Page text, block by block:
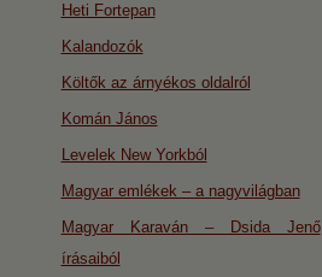
Heti Fortepan
Kalandozók
Költők az árnyékos oldalról
Komán János
Levelek New Yorkból
Magyar emlékek – a nagyvilágban
Magyar Karaván – Dsida Jenő
írásaiból